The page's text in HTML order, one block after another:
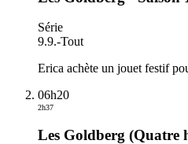
Série
9.9.-Tout
Erica achète un jouet festif
06h20
2h37
Les Goldberg (Quatre